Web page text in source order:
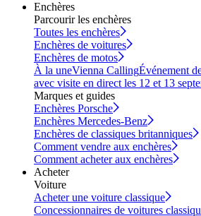
Enchères
Parcourir les enchères
Toutes les enchères
Enchères de voitures
Enchères de motos
À la uneVienna CallingÉvénement
avec visite en direct les 12 et 13
Marques et guides
Enchères Porsche
Enchères Mercedes-Benz
Enchères de classiques britanniques
Comment vendre aux enchères
Comment acheter aux enchères
Acheter
Voiture
Acheter une voiture classique
Concessionnaires de voitures